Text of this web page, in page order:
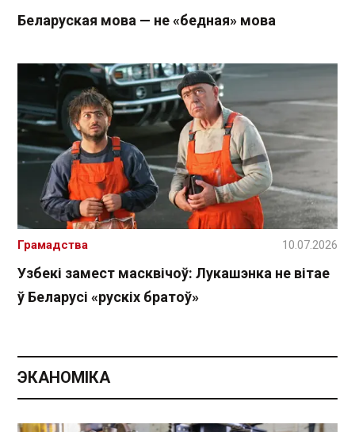
Беларуская мова — не «бедная» мова
Узбекі замест масквічоў: Лукашэнка не вітае
ў Беларусі «рускіх братоў»
Грамадства 10.07.2026
ЭКАНОМІКА